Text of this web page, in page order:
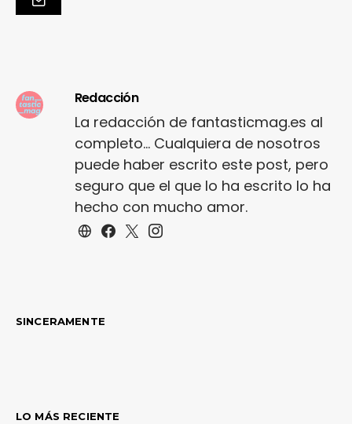
Redacción
La redacción de fantasticmag.es al
completo... Cualquiera de nosotros
puede haber escrito este post, pero
seguro que el que lo ha escrito lo ha
hecho con mucho amor.
SINCERAMENTE
LO MÁS RECIENTE